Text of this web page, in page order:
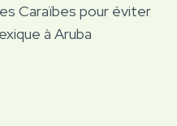
Caraïbes pour éviter
à Aruba